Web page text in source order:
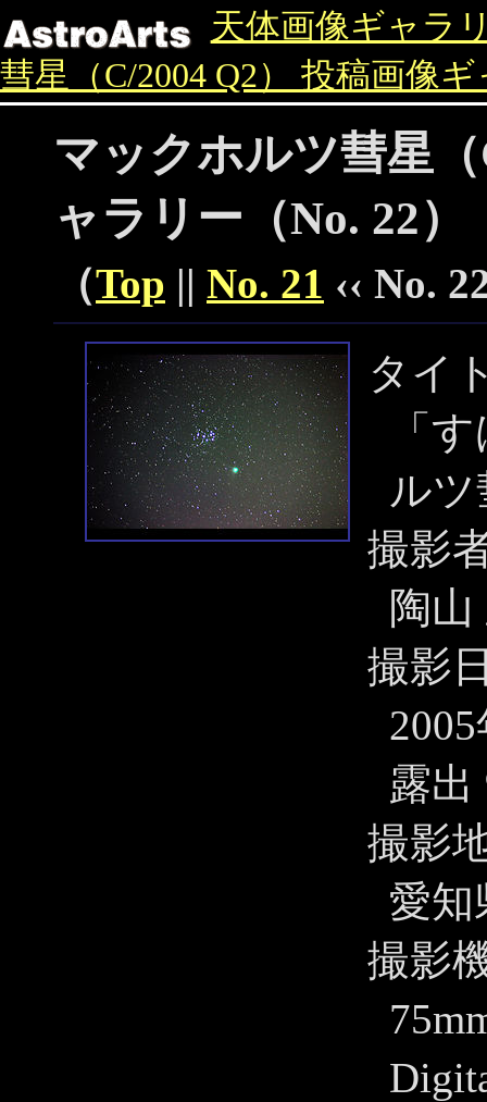
天体画像ギャラ
彗星（C/2004 Q2） 投稿画像
マックホルツ彗星
ャラリー（No. 22）
（Top || No. 21 ‹‹ No.
タイ
「
ル
撮影
陶山
撮影
露出
撮影
愛知
撮影